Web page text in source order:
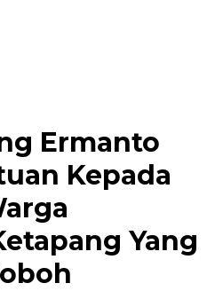
Yang
Roboh
Ermanto
Kepada
Yang